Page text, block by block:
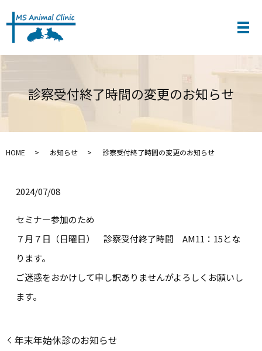
診察受付終了時間の変更のお知らせ
HOME お知らせ 診察受付終了時間の変更のお知らせ
2024/07/08
セミナー参加のため
７月７日（日曜日） 診察受付終了時間 AM11：15とな
ります。
ご迷惑をおかけして申し訳ありませんがよろしくお願いし
ます。
年末年始休診のお知らせ